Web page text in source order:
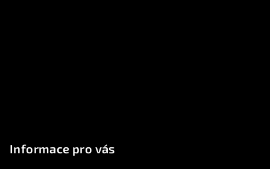
Informace pro vás